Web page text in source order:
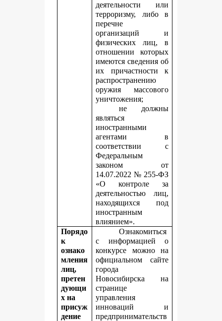
деятельности или
терроризму, либо в
перечне
организаций и
физических лиц, в
отношении которых
имеются сведения об
их причастности к
распространению
оружия массового
уничтожения;
не должны
являться
иностранными
агентами в
соответствии с
Федеральным
законом от
14.07.2022 № 255-ФЗ
«О контроле за
деятельностью лиц,
находящихся под
иностранным
влиянием».
Порядо
к
ознако
мления
лиц,
претен
дующи
х на
присуж
дение
Ознакомиться
с информацией о
конкурсе можно на
официальном сайте
города
Новосибирска на
странице
управления
инноваций и
предпринимательств